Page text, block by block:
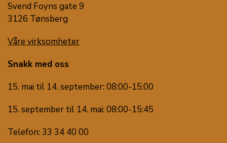
Svend Foyns gate 9
3126 Tønsberg
Våre virksomheter
Snakk med oss
15. mai til 14. september: 08:00-15:00
15. september til 14. mai: 08:00-15:45
Telefon: 33 34 40 00